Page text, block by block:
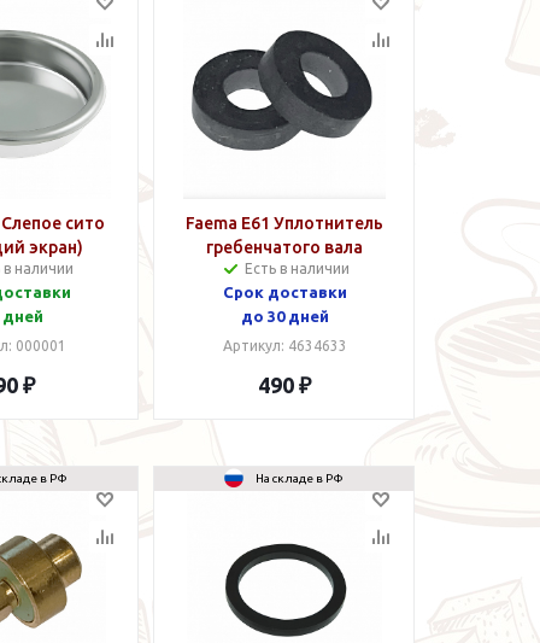
Слепое сито
экран)
в наличии
дней
000001
₽
Faema E61 Уплотнитель
гребенчатого вала
Есть в наличии
Срок доставки
до 30 дней
Артикул: 4634633
490 ₽
в РФ На складе в РФ